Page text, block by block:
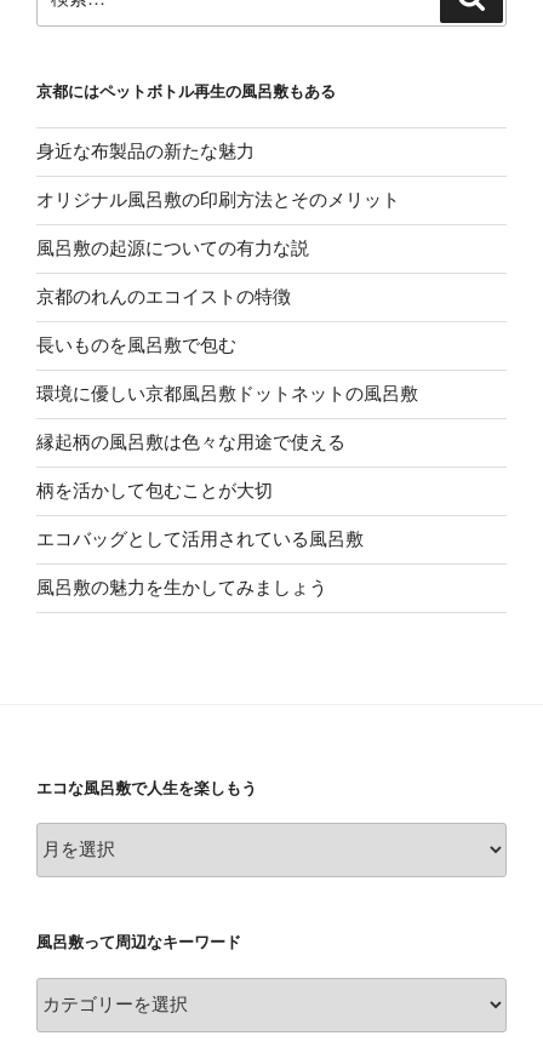
索:
京都にはペットボトル再生の風呂敷もある
身近な布製品の新たな魅力
オリジナル風呂敷の印刷方法とそのメリット
風呂敷の起源についての有力な説
京都のれんのエコイストの特徴
長いものを風呂敷で包む
環境に優しい京都風呂敷ドットネットの風呂敷
縁起柄の風呂敷は色々な用途で使える
柄を活かして包むことが大切
エコバッグとして活用されている風呂敷
風呂敷の魅力を生かしてみましょう
エコな風呂敷で人生を楽しもう
コ
呂
敷
で
人
風呂敷って周辺なキーワード
呂